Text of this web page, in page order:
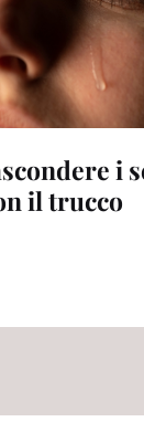
i
il trucco